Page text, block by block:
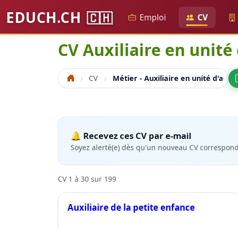
EDUCH.CH 🇨🇭 Emploi CV
CV Auxiliaire en
Accueil CV Métier - Auxiliaire en unité
🔔 Recevez ces CV par e-mail
Soyez alerté(e) dès qu'un nouveau CV
CV 1 à 30 sur 199
Auxiliaire de la petite enfance